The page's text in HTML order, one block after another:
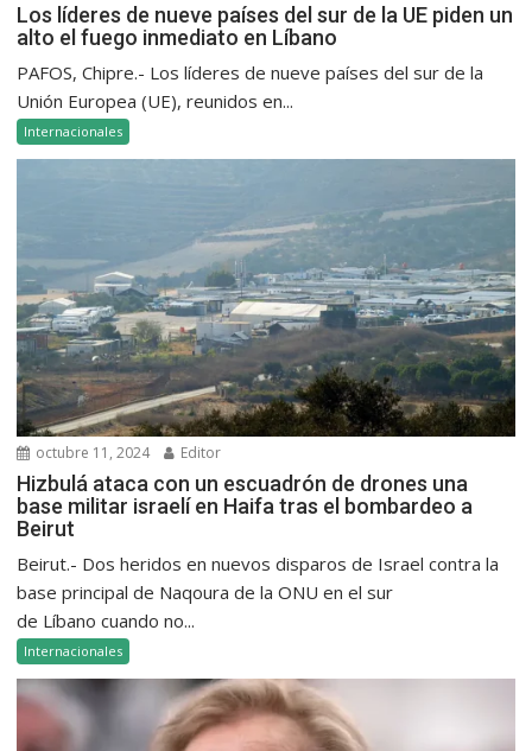
Los líderes de nueve países del sur de la UE piden un
alto el fuego inmediato en Líbano
PAFOS, Chipre.- Los líderes de nueve países del sur de la
Unión Europea (UE), reunidos en...
Internacionales
octubre 11, 2024 Editor
Hizbulá ataca con un escuadrón de drones una
base militar israelí en Haifa tras el bombardeo a
Beirut
Beirut.- Dos heridos en nuevos disparos de Israel contra la
base principal de Naqoura de la ONU en el sur
de Líbano cuando no...
Internacionales